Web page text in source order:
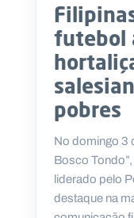
futebol
pobres
No domingo 3
Bosco
liderado pelo
destaque na